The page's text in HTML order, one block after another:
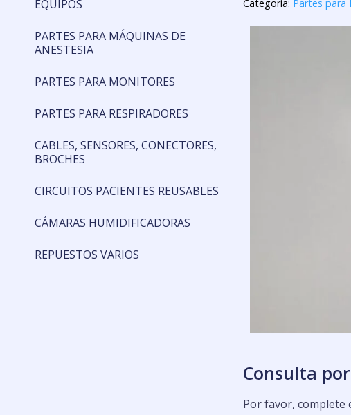
EQUIPOS
PARTES PARA MÁQUINAS DE
ANESTESIA
PARTES PARA MONITORES
PARTES PARA RESPIRADORES
CABLES, SENSORES, CONECTORES,
BROCHES
CIRCUITOS PACIENTES REUSABLES
CÁMARAS HUMIDIFICADORAS
REPUESTOS VARIOS
Categoría: Partes para
Consulta
Por favor, complete